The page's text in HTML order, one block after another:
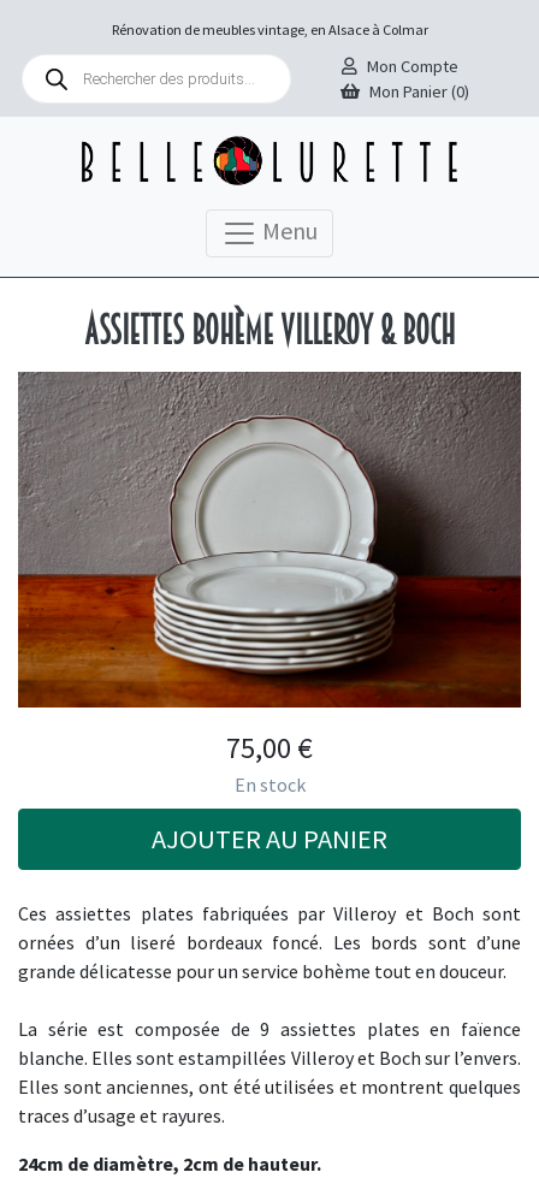
Rénovation de meubles vintage, en Alsace à Colmar
Recherche
produits
Mon Compte
Mon Panier (0)
Menu
Assiettes bohème Villeroy & Boch
75,00 €
En stock
AJOUTER AU PANIER
Ces assiettes plates fabriquées par Villeroy et Boch sont
ornées d’un liseré bordeaux foncé. Les bords sont d’une
grande délicatesse pour un service bohème tout en douceur.
La série est composée de 9 assiettes plates en faïence
blanche. Elles sont estampillées Villeroy et Boch sur l’envers.
Elles sont anciennes, ont été utilisées et montrent quelques
traces d’usage et rayures.
24cm de diamètre, 2cm de hauteur.